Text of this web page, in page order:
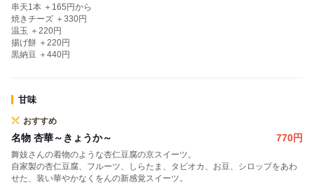
串天1本 ＋165円から
焼きチーズ ＋330円
温玉 ＋220円
揚げ餅 ＋220円
黒納豆 ＋440円
甘味
おすすめ
名物 杏華～きょうか～ 770円
舞妓さんの着物のような杏仁豆腐の京スイーツ。
自家製の杏仁豆腐、フルーツ、しらたま、タピオカ、お豆、シロップをあわ
せた、装い華やかなくをんの新感覚スイーツ。